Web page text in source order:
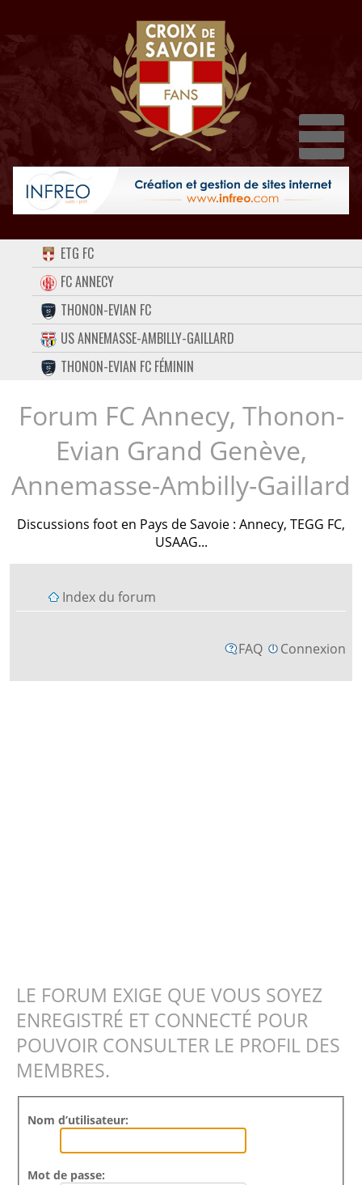
ACCUEIL
FORUM
CONTACT
FACEBOOK
TWITTER
INSTAGRAM
ETG FC
FC ANNECY
THONON-EVIAN FC
US ANNEMASSE-AMBILLY-GAILLARD
THONON-EVIAN FC FÉMININ
Forum FC Annecy, Thonon-
Evian Grand Genève,
Annemasse-Ambilly-Gaillard
Discussions foot en Pays de Savoie : Annecy, TEGG FC,
USAAG...
Index du forum
FAQ Connexion
LE FORUM EXIGE QUE VOUS SOYEZ
ENREGISTRÉ ET CONNECTÉ POUR
POUVOIR CONSULTER LE PROFIL DES
MEMBRES.
Nom d’utilisateur:
Mot de passe: